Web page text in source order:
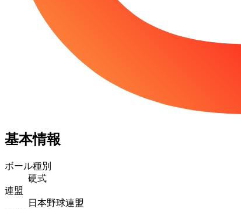
基本情報
ボール種別
硬式
連盟
日本野球連盟